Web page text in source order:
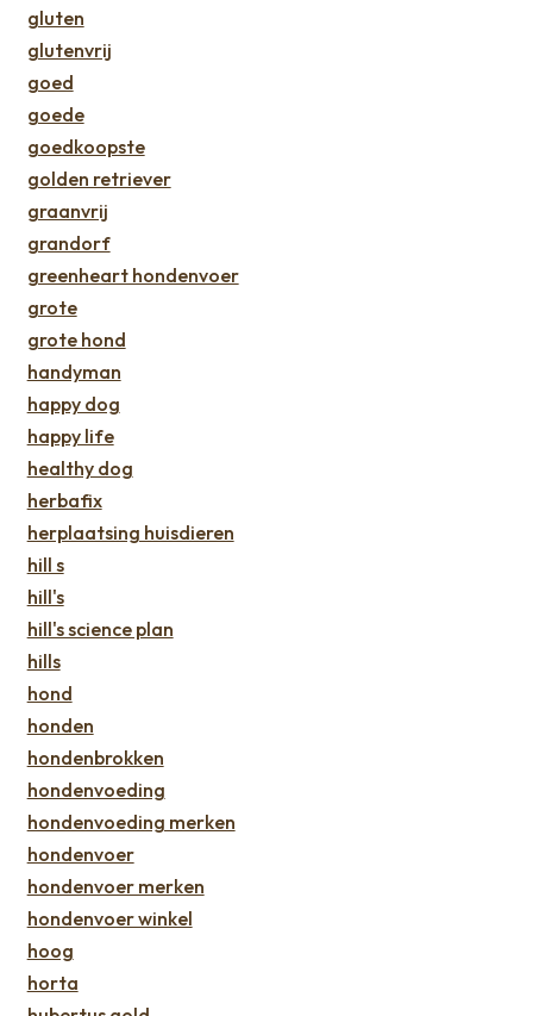
gluten
glutenvrij
goed
goede
goedkoopste
golden retriever
graanvrij
grandorf
greenheart hondenvoer
grote
grote hond
handyman
happy dog
happy life
healthy dog
herbafix
herplaatsing huisdieren
hill s
hill's
hill's science plan
hills
hond
honden
hondenbrokken
hondenvoeding
hondenvoeding merken
hondenvoer
hondenvoer merken
hondenvoer winkel
hoog
horta